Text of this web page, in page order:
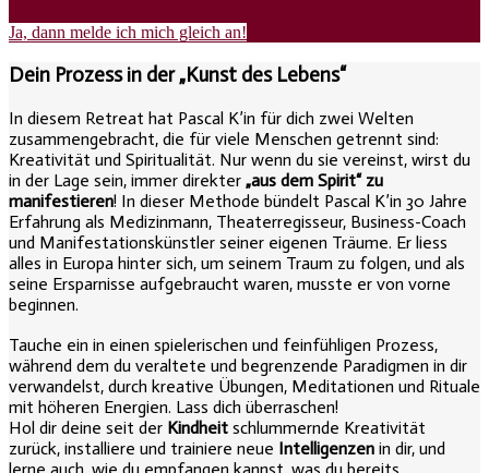
Ja, dann melde ich mich gleich an!
Dein Prozess in der „Kunst des Lebens“
In diesem Retreat hat Pascal K’in für dich zwei Welten
zusammengebracht, die für viele Menschen getrennt sind:
Kreativität und Spiritualität. Nur wenn du sie vereinst, wirst du
in der Lage sein, immer direkter „aus dem Spirit“ zu
manifestieren! In dieser Methode bündelt Pascal K’in 30 Jahre
Erfahrung als Medizinmann, Theaterregisseur, Business-Coach
und Manifestationskünstler seiner eigenen Träume. Er liess
alles in Europa hinter sich, um seinem Traum zu folgen, und als
seine Ersparnisse aufgebraucht waren, musste er von vorne
beginnen.
Tauche ein in einen spielerischen und feinfühligen Prozess,
während dem du veraltete und begrenzende Paradigmen in dir
verwandelst, durch kreative Übungen, Meditationen und Rituale
mit höheren Energien. Lass dich überraschen!
Hol dir deine seit der Kindheit schlummernde Kreativität
zurück, installiere und trainiere neue Intelligenzen in dir, und